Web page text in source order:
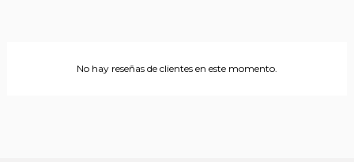
No hay reseñas de clientes en este momento.